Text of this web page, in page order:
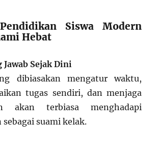
Siswa Modern
Hebat
Jawab Sejak Dini
dibiasakan mengatur waktu,
tugas sendiri, dan menjaga
akan terbiasa menghadapi
sebagai suami kelak.